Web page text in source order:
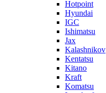
Hotpoint
Hyundai
IGC
Ishimatsu
Jax
Kalashnikov
Kentatsu
Kitano
Kraft
Komatsu